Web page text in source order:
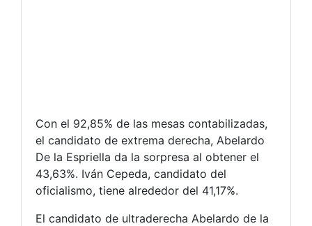
Con el 92,85% de las mesas contabilizadas,
el candidato de extrema derecha, Abelardo
De la Espriella da la sorpresa al obtener el
43,63%. Iván Cepeda, candidato del
oficialismo, tiene alrededor del 41,17%.
El candidato de ultraderecha Abelardo de la